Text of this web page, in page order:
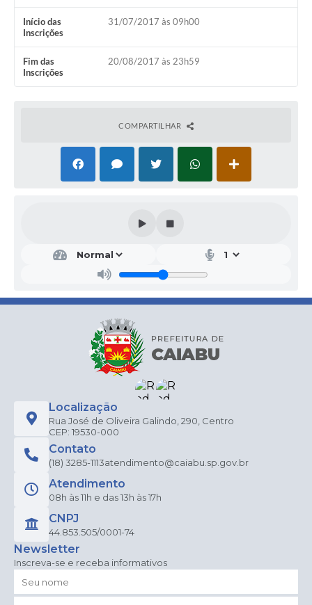
Início das
Inscrições
31/07/2017 às 09h00
Fim das
Inscrições
20/08/2017 às 23h59
COMPARTILHAR
Localização
Rua José de Oliveira Galindo, 290, Centro
CEP: 19530-000
Contato
(18) 3285-1113atendimento@caiabu.sp.gov.br
Atendimento
08h às 11h e das 13h às 17h
CNPJ
44.853.505/0001-74
Newsletter
Inscreva-se e receba informativos